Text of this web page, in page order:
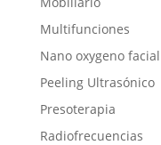
Multifunciones
Nano oxygeno facial
Peeling Ultrasónico
Presoterapia
Radiofrecuencias